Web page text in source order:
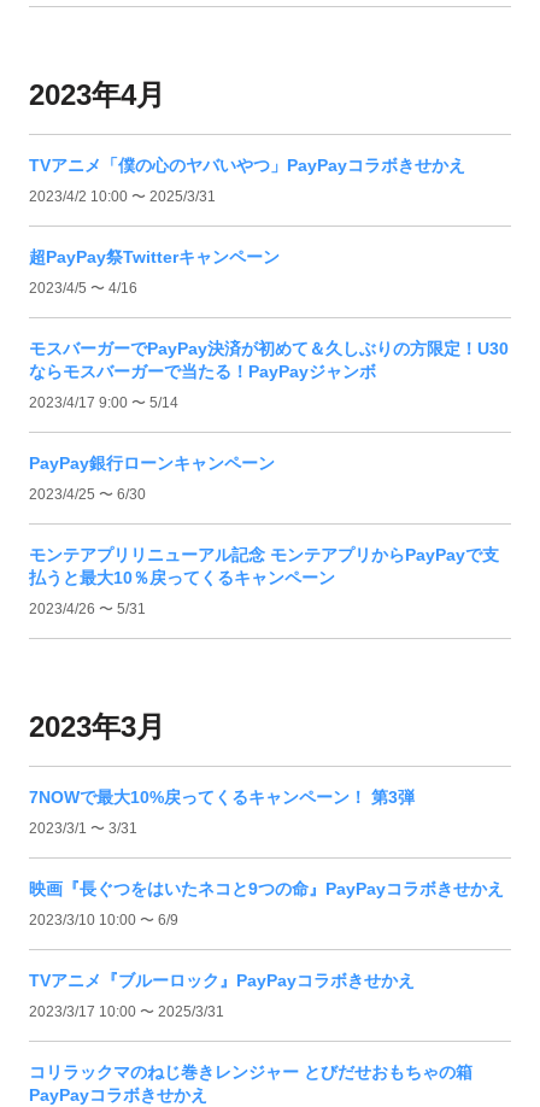
2023年4月
TVアニメ「僕の心のヤバいやつ」PayPayコラボきせかえ
2023/4/2 10:00 〜 2025/3/31
超PayPay祭Twitterキャンペーン
2023/4/5 〜 4/16
モスバーガーでPayPay決済が初めて＆久しぶりの方限定！U30
ならモスバーガーで当たる！PayPayジャンボ
2023/4/17 9:00 〜 5/14
PayPay銀行ローンキャンペーン
2023/4/25 〜 6/30
モンテアプリリニューアル記念 モンテアプリからPayPayで支
払うと最大10％戻ってくるキャンペーン
2023/4/26 〜 5/31
2023年3月
7NOWで最大10%戻ってくるキャンペーン！ 第3弾
2023/3/1 〜 3/31
映画『長ぐつをはいたネコと9つの命』PayPayコラボきせかえ
2023/3/10 10:00 〜 6/9
TVアニメ『ブルーロック』PayPayコラボきせかえ
2023/3/17 10:00 〜 2025/3/31
コリラックマのねじ巻きレンジャー とびだせおもちゃの箱
PayPayコラボきせかえ